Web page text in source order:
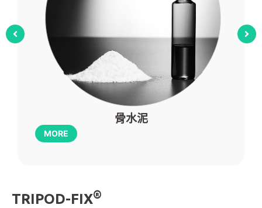
骨水泥
MORE
TRIPOD-FIX®